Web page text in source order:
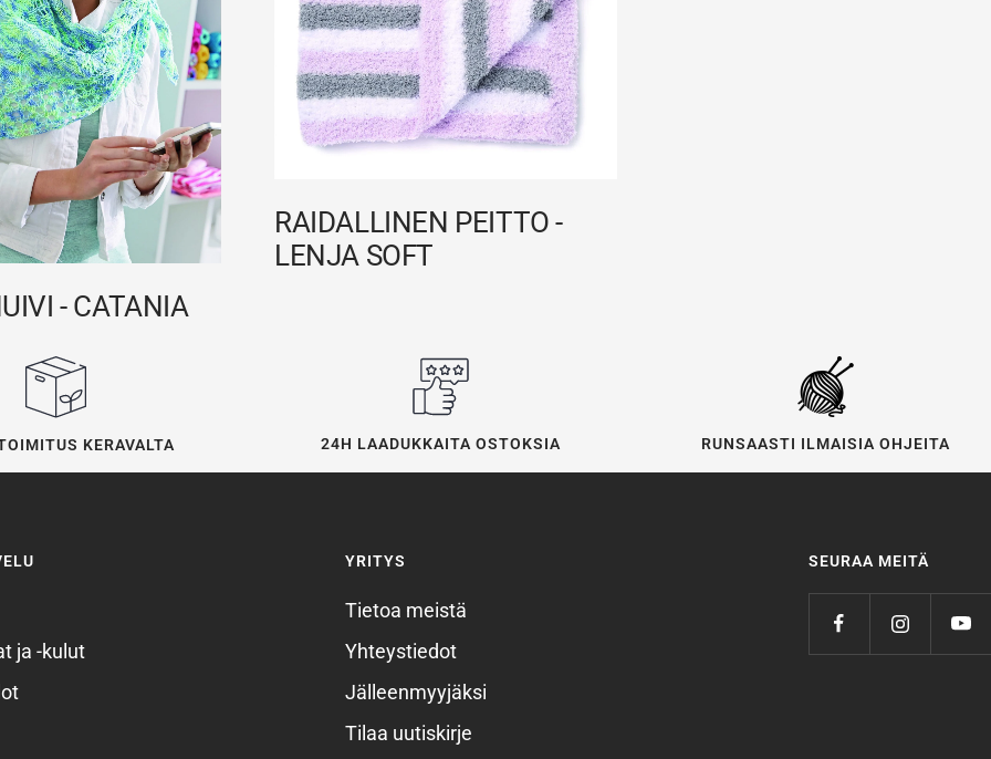
- CATANIA
RAIDALLINEN PEITTO -
LENJA SOFT
KERAVALTA 24H LAADUKKAITA OSTOKSIA RUNSAASTI ILMAISIA OHJEITA
ja -kulut
YRITYS
Tietoa meistä
Yhteystiedot
Jälleenmyyjäksi
Tilaa uutiskirje
SEURAA MEITÄ